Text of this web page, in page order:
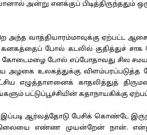
அன்று எனக்குப்
வாத்தியாரம்மாவுக்கு ஏற்பட்ட
கனகத்தைப் போல் கடலில் குதித்துச்
போல் எப்போதாவது சில
உலகத்துக்கு விளம்பரப்படுத்த
எழுத்தாளனைக் காதலித்துத்
பட்டுப்பூச்சியின் கதாநாயகிக்கு
இப்படி ஆர்வத்தோடு பேசிக் கொண்டே
எண்ண முயன்றேன் நான்.